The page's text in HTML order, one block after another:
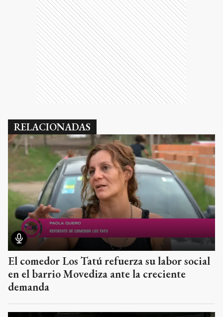
RELACIONADAS
El comedor Los Tatú refuerza su labor social
en el barrio Movediza ante la creciente
demanda